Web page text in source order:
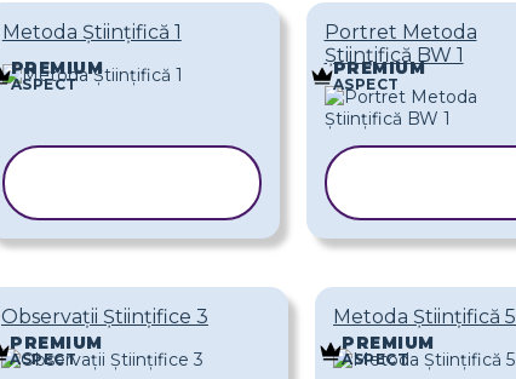
Metoda Științifică 1
PREMIUM
ASPECT
Portret Metoda
Științifică BW 1
PREMIUM
ASPECT
Observații Științifice 3
PREMIUM
ASPECT
Metoda Științifică 5
PREMIUM
ASPECT